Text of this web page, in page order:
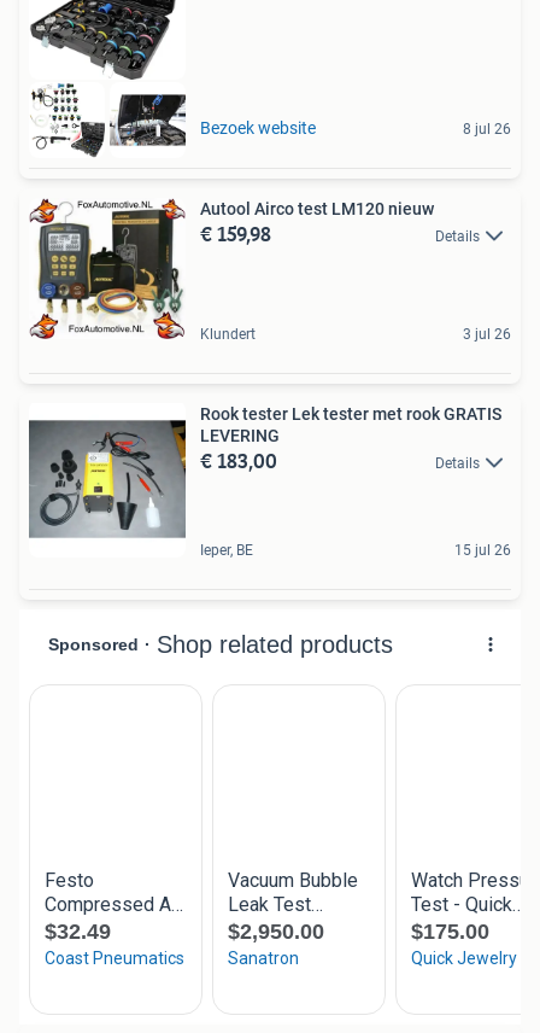
Bezoek website 8 jul 26
Autool Airco test LM120 nieuw
€ 159,98 Details
Klundert 3 jul 26
Rook tester Lek tester met rook GRATIS
LEVERING
€ 183,00 Details
Ieper, BE 15 jul 26